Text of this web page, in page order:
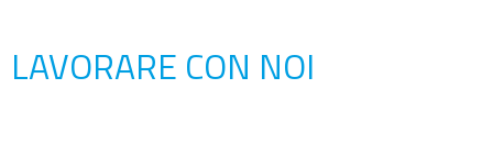
LAVORARE CON NOI